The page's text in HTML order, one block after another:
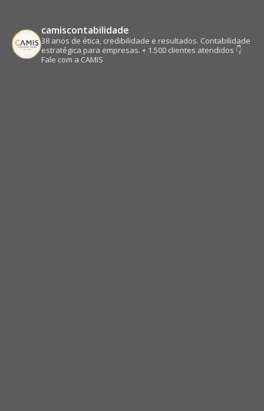
camiscontabilidade
38 anos de ética, credibilidade e resultados. Contabilidade
estratégica para empresas. + 1.500 clientes atendidos 👇
Fale com a CAMIS